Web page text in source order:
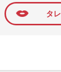
タ